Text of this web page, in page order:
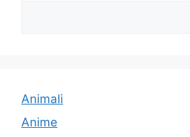
Animali
Anime